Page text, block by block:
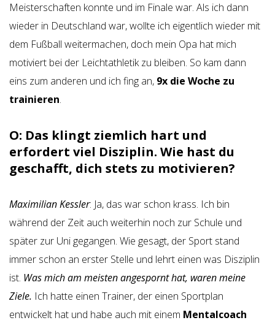
Meisterschaften konnte und im Finale war. Als ich dann
wieder in Deutschland war, wollte ich eigentlich wieder mit
dem Fußball weitermachen, doch mein Opa hat mich
motiviert bei der Leichtathletik zu bleiben. So kam dann
eins zum anderen und ich fing an, 9x die Woche zu
trainieren.
O: Das klingt ziemlich hart und
erfordert viel Disziplin. Wie hast du
geschafft, dich stets zu motivieren?
Maximilian Kessler: Ja, das war schon krass. Ich bin
während der Zeit auch weiterhin noch zur Schule und
später zur Uni gegangen. Wie gesagt, der Sport stand
immer schon an erster Stelle und lehrt einen was Disziplin
ist. Was mich am meisten angespornt hat, waren meine
Ziele. Ich hatte einen Trainer, der einen Sportplan
entwickelt hat und habe auch mit einem Mentalcoach